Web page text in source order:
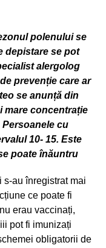
polenului se
depistare se pot
alergolog
prevenție care ar
se anunță din
mare concentrație
Persoanele cu
10- 15. Este
poate înăuntru
s-au înregistrat mai
ce poate fi
erau vaccinați,
pot fi imunizați
obligatorii de